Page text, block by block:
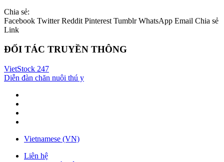
Chia sẻ:
Facebook Twitter Reddit Pinterest Tumblr WhatsApp Email Chia sẻ
Link
ĐỐI TÁC TRUYỀN THÔNG
VietStock 247
Diễn đàn chăn nuôi thú y
Vietnamese (VN)
Liên hệ